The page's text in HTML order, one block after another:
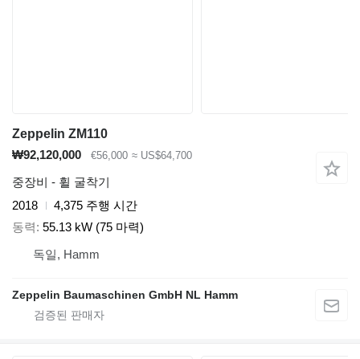
Zeppelin ZM110
₩92,120,000
€56,000 ≈ US$64,700
중장비 - 휠 굴착기
2018
4,375 주행 시간
동력 55.13 kW (75 마력)
독일, Hamm
Zeppelin Baumaschinen GmbH NL Hamm